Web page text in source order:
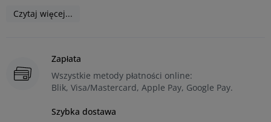
Czytaj więcej...
Zapłata
Wszystkie metody płatności online:
Blik, Visa/Mastercard, Apple Pay, Google Pay.
Szybka dostawa